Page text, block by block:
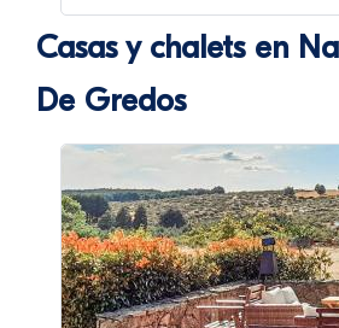
Casas y chalets en
De Gredos